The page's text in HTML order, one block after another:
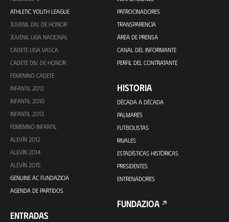
ATHLETIC YOUTH LEAGUE
JUVENIL DIV. DE HONOR
JUVENIL LIGA NACIONAL
CADETE LIGA VASCA
CADETE DIV. DE HONOR
FEMENINO CADETE
INFANTIL 2012
INFANTIL 2010
INFANTIL 2013
FEMENINO INFANTIL
ALEVÍN 2012
ALEVÍN 2014
ALEVÍN 2015
GENUINE AC FUNDAZIOA
AGENDA DE PARTIDOS
ENTRADAS
PATROCINADORES
TRANSPARENCIA
ÁREA DE PRENSA
CANAL DEL INFORMANTE
PERFIL DEL CONTRATANTE
HISTORIA
DÉCADA A DÉCADA
PALMARÉS
FUTBOLISTAS
RIVALES
ESTADÍSTICAS HISTÓRICAS
PRESIDENTES
ENTRENADORES
FUNDAZIOA